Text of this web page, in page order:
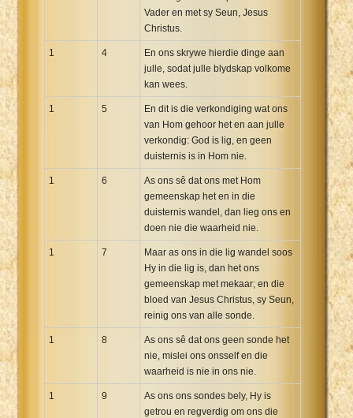
Xhosa Bible
Vader en met sy Seun, Jesus
Christus.
1 4
En ons skrywe hierdie dinge aan
julle, sodat julle blydskap volkome
kan wees.
1 5
En dit is die verkondiging wat ons
van Hom gehoor het en aan julle
verkondig: God is lig, en geen
duisternis is in Hom nie.
1 6
As ons sê dat ons met Hom
gemeenskap het en in die
duisternis wandel, dan lieg ons en
doen nie die waarheid nie.
1 7
Maar as ons in die lig wandel soos
Hy in die lig is, dan het ons
gemeenskap met mekaar; en die
bloed van Jesus Christus, sy Seun,
reinig ons van alle sonde.
1 8
As ons sê dat ons geen sonde het
nie, mislei ons onsself en die
waarheid is nie in ons nie.
1 9
As ons ons sondes bely, Hy is
getrou en regverdig om ons die